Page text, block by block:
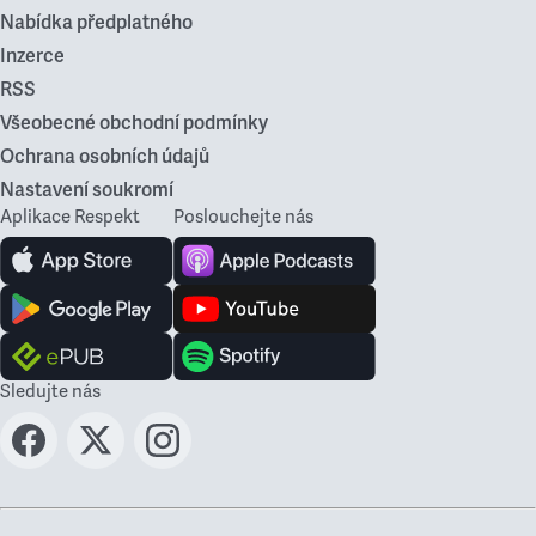
Nabídka předplatného
Inzerce
RSS
Všeobecné obchodní podmínky
Ochrana osobních údajů
Nastavení soukromí
Aplikace Respekt Poslouchejte nás
Sledujte nás